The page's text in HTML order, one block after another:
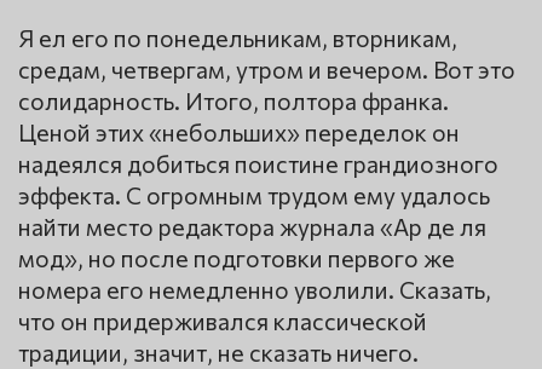
Я ел его по понедельникам, вторникам,
средам, четвергам, утром и вечером. Вот это
солидарность. Итого, полтора франка.
Ценой этих «небольших» переделок он
надеялся добиться поистине грандиозного
эффекта. С огромным трудом ему удалось
найти место редактора журнала «Ар де ля
мод», но после подготовки первого же
номера его немедленно уволили. Сказать,
что он придерживался классической
традиции, значит, не сказать ничего.